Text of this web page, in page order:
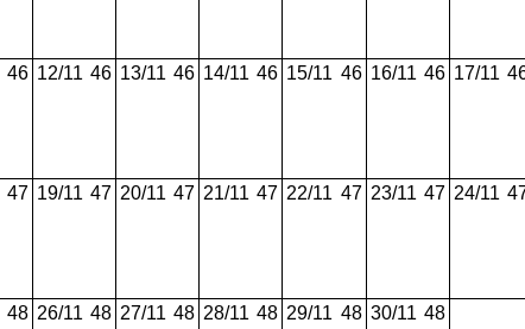
46 12/11 46 13/11 46 14/11 46 15/11 46 16/11 46 17/11
47 19/11 47 20/11 47 21/11 47 22/11 47 23/11 47 24/11
48 26/11 48 27/11 48 28/11 48 29/11 48 30/11 48